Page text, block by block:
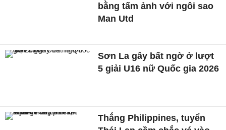
bằng tấm ảnh với ngôi sao
Man Utd
Sơn La gây bất ngờ ở lượt
5 giải U16 nữ Quốc gia 2026
Thắng Philippines, tuyển